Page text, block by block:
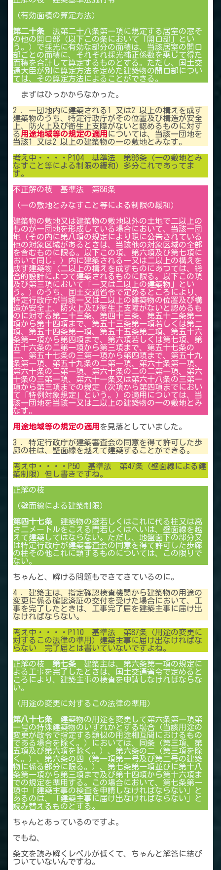
（有効面積の算定方法）
第二十条 法第二十八条第一項に規定する居室の窓そ
の他の開口部（以下この条において「開口部」とい
う。）で採光に有効な部分の面積は、当該居室の開口
部ごとの面積に、それぞれ採光補正係数を乗じて得た
面積を合計して算定するものとする。ただし、国土交
通大臣が別に算定方法を定めた建築物の開口部につい
ては、その算定方法によることができる。
まずはひっかからなかった。
2 ．一団地内に建築される1 又は2 以上の構えを成す
建築物のうち、特定行政庁がその位置及び構造が安全
上、防火上及び衛生上支障がないと認めるものに対す
る用途地域等の規定の適用 については、当該一団地を
当該1 又は2 以上の建築物の一の敷地とみなす。
考え中・・・・P104 基準法 第86条（一の敷地とみ
なすこと等による制限の緩和）多分これであってま
す。
不正解の枝 基準法 第86条
（一の敷地とみなすこと等による制限の緩和）
建築物の敷地又は建築物の敷地以外の土地で二以上の
ものが一団地を形成している場合において、当該一団
地（その内に第八項の規定により現に公告されている
他の対象区域があるときは、当該他の対象区域の全部
を含むものに限る。以下この項、第六項及び第七項に
おいて同じ。）内に建築される一又は二以上の構えを
成す建築物（二以上の構えを成すものにあつては、総
合的設計によつて建築されるものに限る。以下この項
及び第三項において「一又は二以上の建築物」とい
う。）のうち、国土交通省令で定めるところにより、
特定行政庁が当該一又は二以上の建築物の位置及び構
造が安全上、防火上及び衛生上支障がないと認めるも
のに対する第二十三条、第四十三条、第五十二条第一
項から第十四項まで、第五十三条第一項若しくは第二
項、第五十四条第一項、第五十五条第二項、第五十六
条第一項から第四項まで、第六項若しくは第七項、第
五十六条の二第一項から第三項まで、第五十七条の
二、第五十七条の三第一項から第四項まで、第五十九
条第一項、第五十九条の二第一項、第六十条第一項、
第六十条の二第一項、第六十条の二の二第一項、第六
十条の三第一項、第六十一条又は第六十八条の三第一
項から第三項までの規定（次項から第四項までにおい
て「特例対象規定」という。）の適用については、当
該一団地を当該一又は二以上の建築物の一の敷地とみ
なす。
用途地域等の規定の適用 を見落としていました。
3 ．特定行政庁が建築審査会の同意を得て許可した歩
廊の柱は、壁面線を越えて建築することができる。
考え中・・・・P50 基準法 第47条（壁面線による建
築制限）但し書きですね。
正解の枝
（壁面線による建築制限）
第四十七条 建築物の壁若しくはこれに代る柱又は高
さ二メートルをこえる門若しくはへいは、壁面線を越
えて建築してはならない。ただし、地盤面下の部分又
は特定行政庁が建築審査会の同意を得て許可した歩廊
の柱その他これに類するものについては、この限りで
ない。
ちゃんと、解ける問題もできてきているのに。
4 ．建築主は、指定確認検査機関から建築物の用途の
変更に係る確認済証の交付を受けた場合において、工
事を完了したときは、工事完了届を建築主事に届け出
なければならない。
考え中・・・・P110 基準法 第87条（用途の変更に
対するこの法律の準用）建築主事に届け出なければな
らない 完了届とは書いていないですよね。
正解の枝 第七条 建築主は、第六条第一項の規定に
よる工事を完了したときは、国土交通省令で定めると
ころにより、建築主事の検査を申請しなければならな
い。
（用途の変更に対するこの法律の準用）
第八十七条 建築物の用途を変更して第六条第一項第
一号の特殊建築物のいずれかとする場合（当該用途の
変更が政令で指定する類似の用途相互間におけるもの
である場合を除く。）においては、同条（第三項、第
五項及び第六項を除く。）、第六条の二（第三項を除
く。）、第六条の四（第一項第一号及び第二号の建築
物に係る部分に限る。）、第七条第一項並びに第十八
条第一項から第三項まで及び第十四項から第十六項ま
での規定を準用する。この場合において、第七条第一
項中「建築主事の検査を申請しなければならない」と
あるのは、「建築主事に届け出なければならない」と
読み替えるものとする。
ちゃんとあっているのですよ。
でもね、
条文を読み解くレベルが低くて、ちゃんと解答に結び
ついていないんですね。